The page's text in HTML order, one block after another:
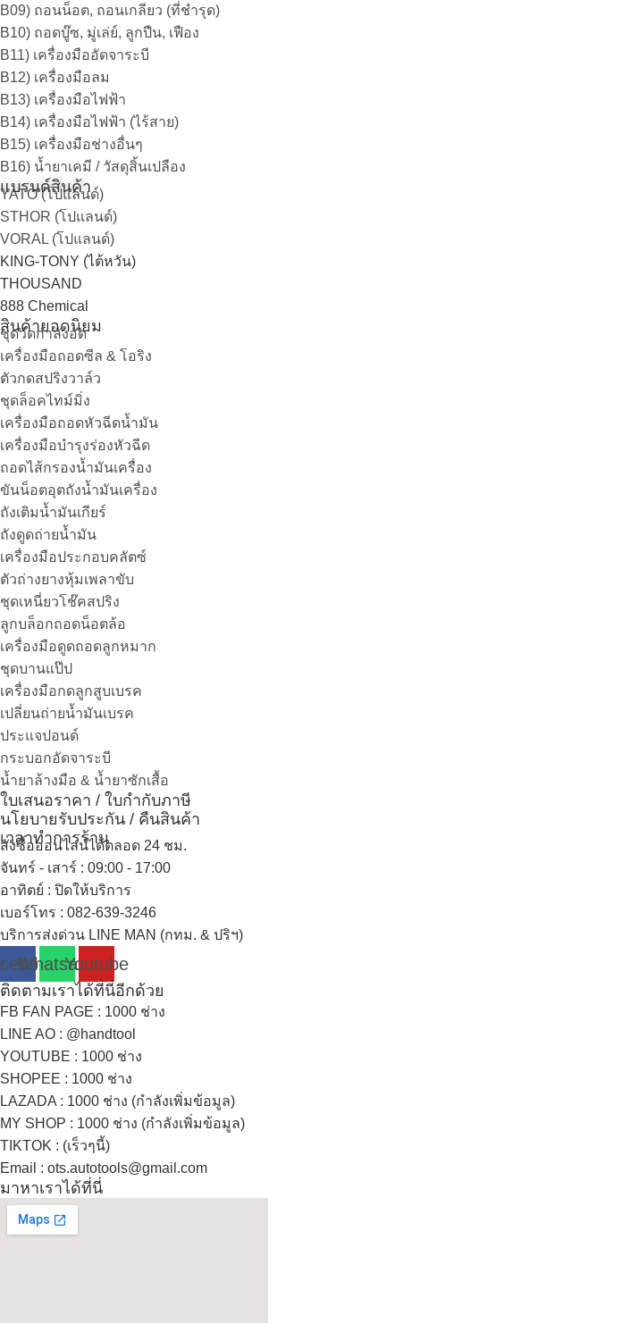
B09) ถอนน็อต, ถอนเกลียว (ที่ชำรุด)
B10) ถอดบู๊ซ, มู่เล่ย์, ลูกปืน, เฟือง
B11) เครื่องมืออัดจาระบี
B12) เครื่องมือลม
B13) เครื่องมือไฟฟ้า
B14) เครื่องมือไฟฟ้า (ไร้สาย)
B15) เครื่องมือช่างอื่นๆ
B16) น้ำยาเคมี / วัสดุสิ้นเปลือง
แบรนด์สินค้า
YATO (โปแลนด์)
STHOR (โปแลนด์)
VORAL (โปแลนด์)
KING-TONY (ไต้หวัน)
THOUSAND
888 Chemical
สินค้ายอดนิยม
ชุดวัดกำลังอัด
เครื่องมือถอดซีล & โอริง
ตัวกดสปริงวาล์ว
ชุดล็อคไทม์มิ่ง
เครื่องมือถอดหัวฉีดน้ำมัน
เครื่องมือบำรุงร่องหัวฉีด
ถอดไส้กรองน้ำมันเครื่อง
ขันน็อตอุตถังน้ำมันเครื่อง
ถังเติมน้ำมันเกียร์
ถังดูดถ่ายน้ำมัน
เครื่องมือประกอบคลัตซ์
ตัวถ่างยางหุ้มเพลาขับ
ชุดเหนี่ยวโช๊คสปริง
ลูกบล็อกถอดน็อตล้อ
เครื่องมือดูดถอดลูกหมาก
ชุดบานแป๊ป
เครื่องมือกดลูกสูบเบรค
เปลี่ยนถ่ายน้ำมันเบรค
ประแจปอนด์
กระบอกอัดจาระบี
น้ำยาล้างมือ & น้ำยาซักเสื้อ
ใบเสนอราคา / ใบกำกับภาษี
นโยบายรับประกัน / คืนสินค้า
เวลาทำการร้าน
สั่งซื้อออนไลน์ได้ตลอด 24 ชม.
จันทร์ - เสาร์ : 09:00 - 17:00
อาทิตย์ : ปิดให้บริการ
เบอร์โทร : 082-639-3246
บริการส่งด่วน LINE MAN (กทม. & ปริฯ)
WhatsappYoutube
ติดตามเราได้ที่นี่อีกด้วย
FB FAN PAGE : 1000 ช่าง
LINE AO : @handtool
YOUTUBE : 1000 ช่าง
SHOPEE : 1000 ช่าง
LAZADA : 1000 ช่าง (กำลังเพิ่มข้อมูล)
MY SHOP : 1000 ช่าง (กำลังเพิ่มข้อมูล)
TIKTOK : (เร็วๆนี้)
Email : ots.autotools@gmail.com
มาหาเราได้ที่นี่